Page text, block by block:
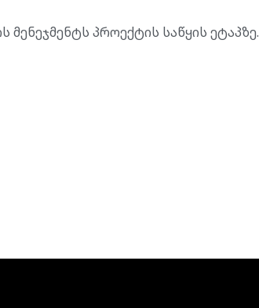
მენეჯმენტს პროექტის საწყის ეტაპზე.